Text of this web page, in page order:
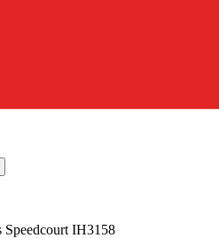
Speedcourt IH3158